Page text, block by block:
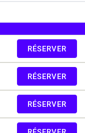
RÉSERVER
RÉSERVER
RÉSERVER